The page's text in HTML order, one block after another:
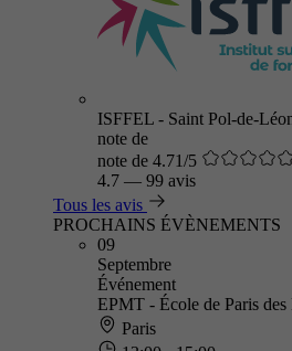
ISFFEL - Saint Pol-de-
note de
note de 4.71/5
4.7 — 99 avis
Tous les avis
PROCHAINS ÉVÈNEMENTS
09
Septembre
Événement
EPMT - École de Paris des
Paris